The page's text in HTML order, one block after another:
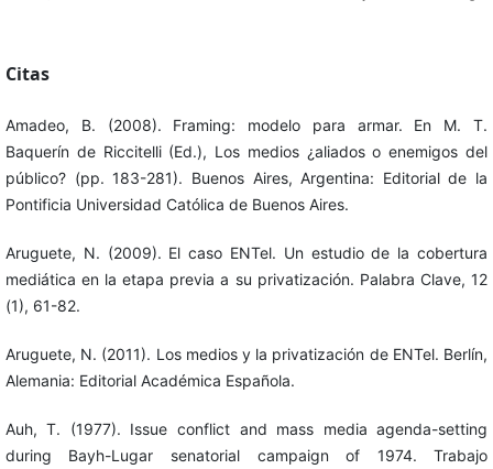
Citas
Amadeo, B. (2008). Framing: modelo para armar. En M. T.
Baquerín de Riccitelli (Ed.), Los medios ¿aliados o enemigos del
público? (pp. 183-281). Buenos Aires, Argentina: Editorial de la
Pontificia Universidad Católica de Buenos Aires.
Aruguete, N. (2009). El caso ENTel. Un estudio de la cobertura
mediática en la etapa previa a su privatización. Palabra Clave, 12
(1), 61-82.
Aruguete, N. (2011). Los medios y la privatización de ENTel. Berlín,
Alemania: Editorial Académica Española.
Auh, T. (1977). Issue conflict and mass media agenda-setting
during Bayh-Lugar senatorial campaign of 1974. Trabajo